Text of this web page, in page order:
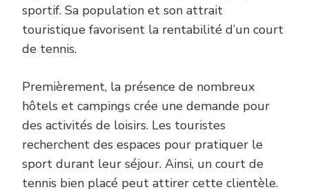
sportif. Sa population et son attrait
touristique favorisent la rentabilité d’un court
de tennis.
Premièrement, la présence de nombreux
hôtels et campings crée une demande pour
des activités de loisirs. Les touristes
recherchent des espaces pour pratiquer le
sport durant leur séjour. Ainsi, un court de
tennis bien placé peut attirer cette clientèle.